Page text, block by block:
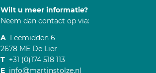
Wilt u meer informatie?
Neem dan contact op via:
ALeemidden 6
2678 ME De Lier
T+31 (0)174 518 113
Einfo@martinstolze.nl